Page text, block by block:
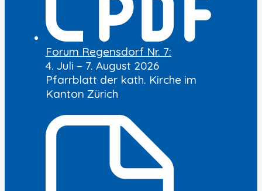
Forum Regensdorf Nr. 7:
4. Juli – 7. August 2026
Pfarrblatt der kath. Kirche im
Kanton Zürich